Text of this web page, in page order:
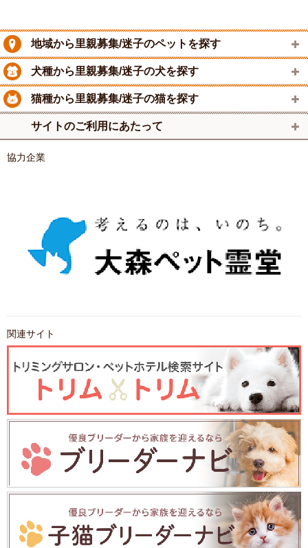
地域から里親募集/迷子のペットを探す
犬種から里親募集/迷子の犬を探す
猫種から里親募集/迷子の猫を探す
サイトのご利用にあたって
協力企業
関連サイト